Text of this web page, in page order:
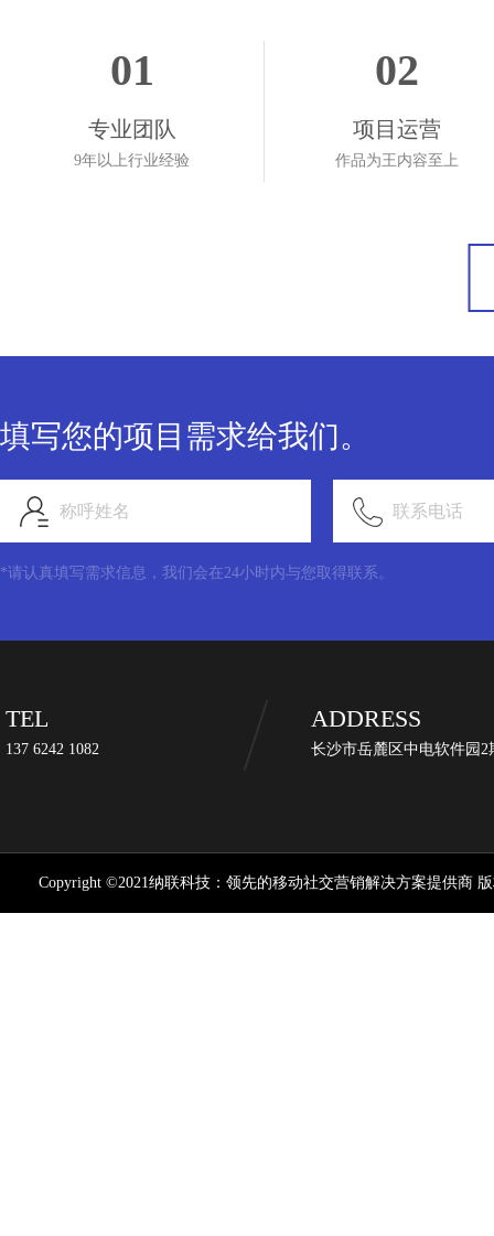
01
专业团队
9年以上行业经验
02
项目运营
作品为王内容至上
填写您的项目需求给我们。
称呼姓名 联系电话
*请认真填写需求信息，我们会在24小时内与您取得联系。
TEL
137 6242 1082
ADDRESS
长沙市岳麓区中电软件园2
Copyright ©2021纳联科技：领先的移动社交营销解决方案提供商